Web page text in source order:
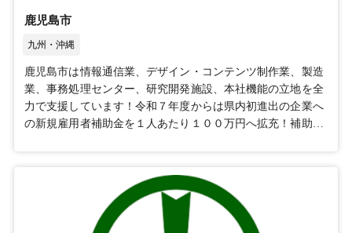
鹿児島市
九州・沖縄
鹿児島市は情報通信業、デザイン・コンテンツ制作業、製造
業、事務処理センター、研究開発施設、本社機能の立地を全
力で支援しています！令和７年度からは県内初進出の企業へ
の新規雇用者補助金を１人あたり１００万円へ拡充！補助メ
https://www.city.kagoshima.lg.jp/rich/index.html